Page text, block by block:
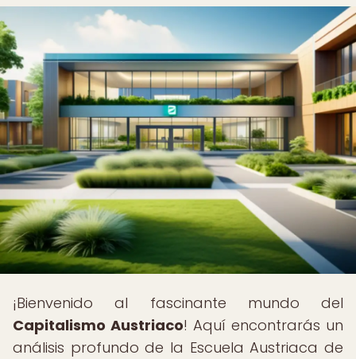
¡Bienvenido al fascinante mundo del
Capitalismo Austriaco! Aquí encontrarás un
análisis profundo de la Escuela Austriaca de